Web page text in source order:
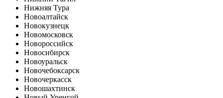
Нижняя Тура
Новоалтайск
Новокузнецк
Новомосковск
Новороссийск
Новосибирск
Новоуральск
Новочебоксарск
Новочеркасск
Новошахтинск